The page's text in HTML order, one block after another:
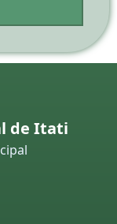
de Itati